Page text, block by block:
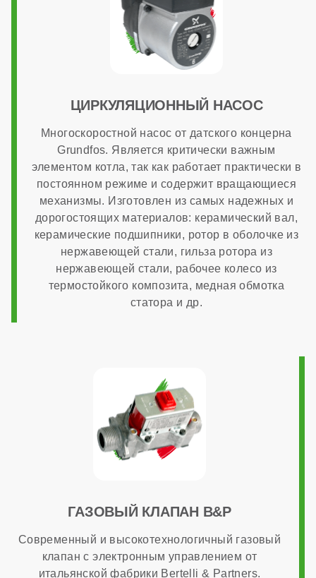
1:10
Максимальный расход природного газа
2,64 м³/час
Страна производства
Италия
Расчетный срок службы
10 лет
400x727x324 мм
ЦИРКУЛЯЦИОННЫЙ НАСОС
Многоскоростной насос от датского концерна
Grundfos. Является критически важным
элементом котла, так как работает практически в
постоянном режиме и содержит вращающиеся
механизмы. Изготовлен из самых надежных и
дорогостоящих материалов: керамический вал,
керамические подшипники, ротор в оболочке из
нержавеющей стали, гильза ротора из
нержавеющей стали, рабочее колесо из
термостойкого композита, медная обмотка
статора и др.
ГАЗОВЫЙ КЛАПАН B&P
Современный и высокотехнологичный газовый
клапан с электронным управлением от
итальянской фабрики Bertelli & Partners.